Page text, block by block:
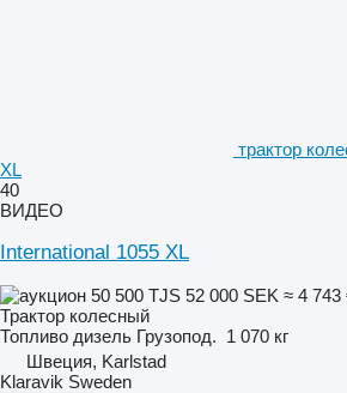
трактор
XL
40
ВИДЕО
International 1055 XL
50 500 TJS 52 000 SEK ≈ 4 743
Трактор колесный
Топливо дизель Грузопод. 1 070 кг
Швеция, Karlstad
Klaravik Sweden